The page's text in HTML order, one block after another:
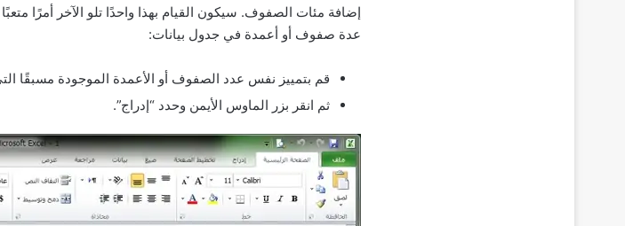
إضافة مئات الصفوف. سيكون القيام بهذا واحدًا تلو الآخر أمرًا
عدة صفوف أو أعمدة في جدول بيانات:
قم بتمييز نفس عدد الصفوف أو الأعمدة الموجودة مسبقًا
ثم انقر بزر الماوس الأيمن وحدد “إدراج”.